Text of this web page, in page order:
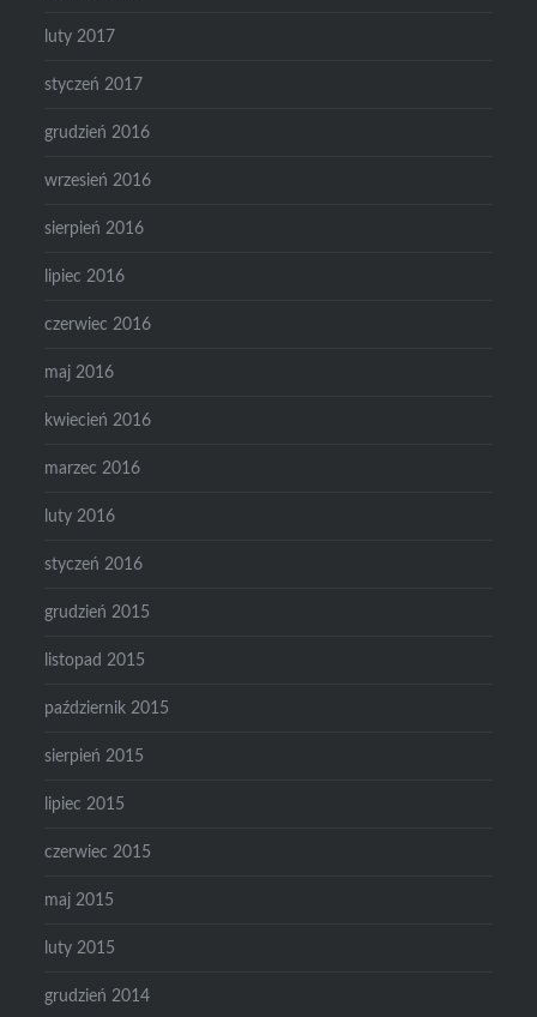
luty 2017
styczeń 2017
grudzień 2016
wrzesień 2016
sierpień 2016
lipiec 2016
czerwiec 2016
maj 2016
kwiecień 2016
marzec 2016
luty 2016
styczeń 2016
grudzień 2015
listopad 2015
październik 2015
sierpień 2015
lipiec 2015
czerwiec 2015
maj 2015
luty 2015
grudzień 2014